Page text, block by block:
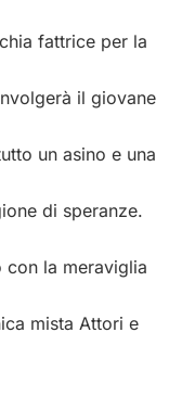
fattrice per la
il giovane
un asino e una
di speranze.
la meraviglia
mista Attori e